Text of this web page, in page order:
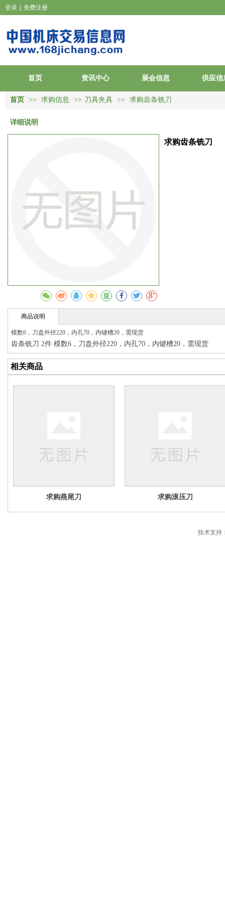
登录 免费注册
首页 资讯中心 展会信息 供应信
首页 >> 求购信息 >> 刀具夹具 >> 求购齿条铣刀
详细说明
求购齿条铣刀
商品说明
模数6，刀盘外径220，内孔70，内键槽20，需现货
齿条铣刀 2件 模数6，刀盘外径220，内孔70，内键槽20，需现货
相关商品
求购燕尾刀 求购滚压刀
技术支持